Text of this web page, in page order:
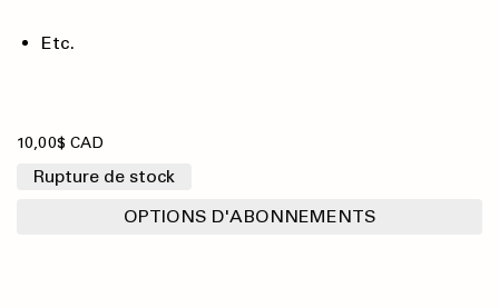
Etc.
10,00$ CAD
Rupture de stock
OPTIONS D'ABONNEMENTS